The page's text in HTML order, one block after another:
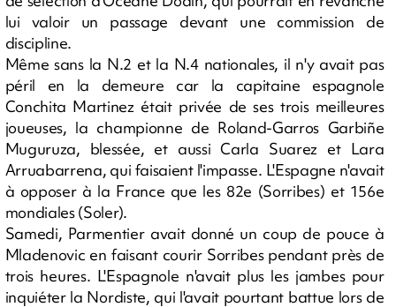
lui valoir un passage devant une commission de
discipline.
Même sans la N.2 et la N.4 nationales, il n'y avait pas
péril en la demeure car la capitaine espagnole
Conchita Martinez était privée de ses trois meilleures
joueuses, la championne de Roland-Garros Garbiñe
Muguruza, blessée, et aussi Carla Suarez et Lara
Arruabarrena, qui faisaient l'impasse. L'Espagne n'avait
à opposer à la France que les 82e (Sorribes) et 156e
mondiales (Soler).
Samedi, Parmentier avait donné un coup de pouce à
Mladenovic en faisant courir Sorribes pendant près de
trois heures. L'Espagnole n'avait plus les jambes pour
inquiéter la Nordiste, qui l'avait pourtant battue lors de